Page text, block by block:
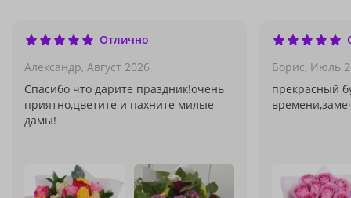
Отлично
Александр, Август 2026
Спасибо что дарите праздник!очень
приятно,цветите и пахните милые
дамы!
Борис, Июль
прекрасный